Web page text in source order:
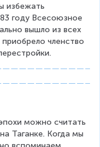
избежать
году Всесоюзное
вышло из всех
членство
можно считать
Таганке. Когда мы